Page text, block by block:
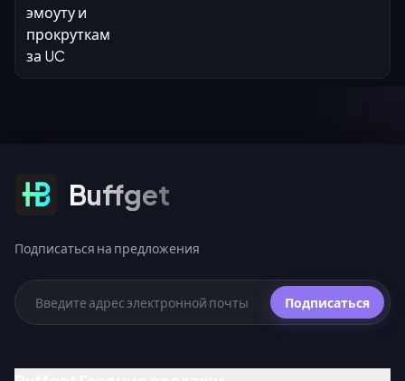
Подписаться на предложения
Buffget
Подписаться на предложения
Подписаться